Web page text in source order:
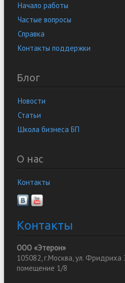
Начало работы
Частые вопросы
Справка
Контакты поддержки
Блог
Новости
Статьи
Школа бизнеса БП
О нас
Контакты
Контакты
ООО «Этерон»
105082, г.Москва, ул. Фридриха
помещение 1/8